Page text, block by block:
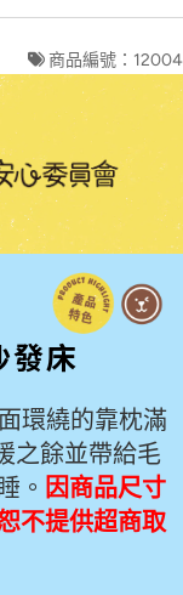
商品編號：12004
發床
環繞的靠枕滿
之餘並帶給毛
。 因商品尺寸
不提供超商取